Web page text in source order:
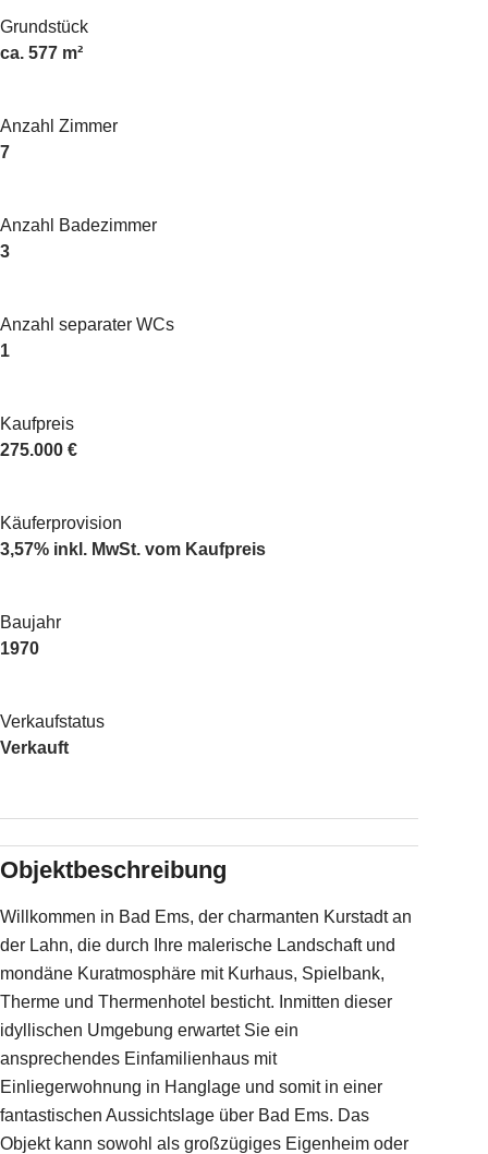
Grundstück
ca. 577 m²
Anzahl Zimmer
7
Anzahl Badezimmer
3
Anzahl separater WCs
1
Kaufpreis
275.000 €
Käuferprovision
3,57% inkl. MwSt. vom Kaufpreis
Baujahr
1970
Verkaufstatus
Verkauft
Objektbeschreibung
Willkommen in Bad Ems, der charmanten Kurstadt an
der Lahn, die durch Ihre malerische Landschaft und
mondäne Kuratmosphäre mit Kurhaus, Spielbank,
Therme und Thermenhotel besticht. Inmitten dieser
idyllischen Umgebung erwartet Sie ein
ansprechendes Einfamilienhaus mit
Einliegerwohnung in Hanglage und somit in einer
fantastischen Aussichtslage über Bad Ems. Das
Objekt kann sowohl als großzügiges Eigenheim oder